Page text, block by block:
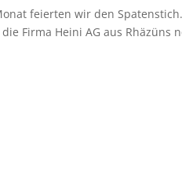
feierten wir den
Firma Heini AG aus Rhäzüns